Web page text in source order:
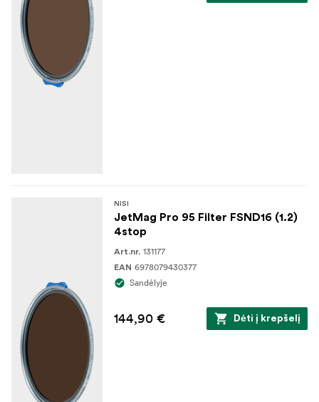
NISI
JetMag Pro 95 Filter FSND16 (1.2)
4stop
Art.nr. 131177
EAN 6978079430377
Sandėlyje
144,90 € Dėti į krepšelį